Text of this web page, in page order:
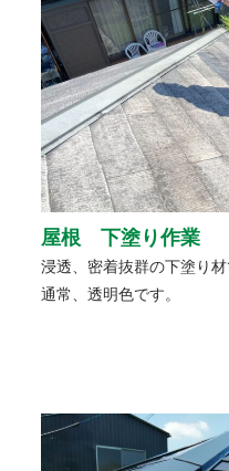
屋根 下塗り作業
浸透、密着抜群の下塗り材
通常、透明色です。